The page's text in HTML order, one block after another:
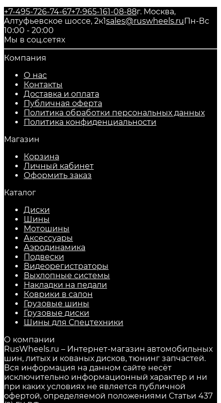
+7-495-726-74-67+7-965-161-08-88г. Москва,
Алтуфьевское шоссе, 2к1sales@ruswheels.ru Пн-Вс
10:00 - 20:00
Мы в соц.сетях
Компания
О нас
Контакты
Доставка и оплата
Публичная оферта
Политика обработки персональных данных
​Политика конфиденциальности
Магазин
Корзина
Личный кабинет
Оформить заказ
Каталог
Диски
Шины
Мотошины
Аксессуары
Аэродинамика
Подвески
Видеорегистраторы
Выхлопные системы
Накладки на педали
Коврики в салон
Грузовые шины
Грузовые диски
Шины для Спецтехники
О компании
RusWheels.ru – Интернет-магазин автомобильных
шин, литых и кованых дисков, тюнинг запчастей.
Вся информация на данном сайте несёт
исключительно информационный характер и ни
при каких условиях не является публичной
офертой, определяемой положениями Статьи 437